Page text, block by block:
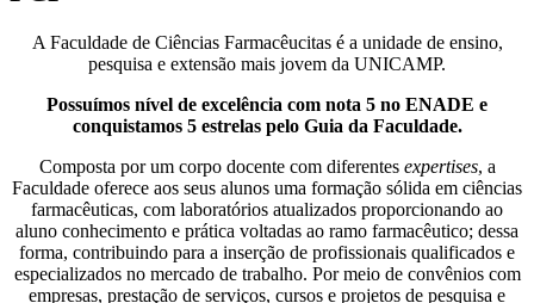
A Faculdade de Ciências Farmacêucitasé a unidade de ensino,
pesquisa e extensão mais jovem da UNICAMP.
Possuímos nível de excelência com nota 5 no ENADE e
conquistamos 5 estrelas pelo Guia da Faculdade.
Composta por um corpo docente com diferentes expertises, a
Faculdade oferece aos seus alunos uma formação sólida em ciências
farmacêuticas, com laboratórios atualizados proporcionando ao
aluno conhecimento e prática voltadas ao ramo farmacêutico; dessa
forma, contribuindo para a inserção de profissionais qualificados e
especializados no mercado de trabalho. Por meio de convênios com
empresas, prestação de serviços, cursos e projetos de pesquisa e